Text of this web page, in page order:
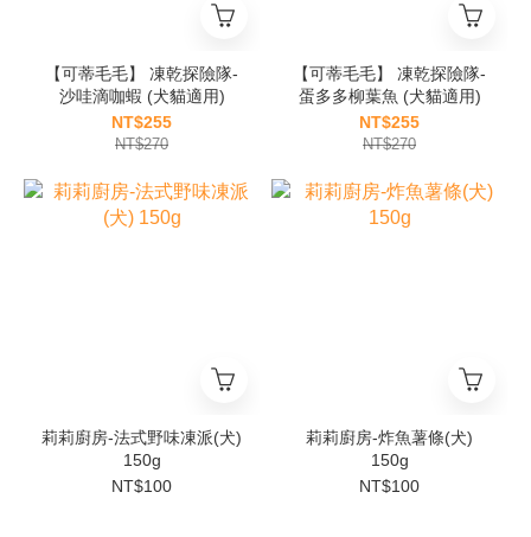
【可蒂毛毛】 凍乾探險隊-
沙哇滴咖蝦 (犬貓適用)
NT$255
NT$270
【可蒂毛毛】 凍乾探險隊-
蛋多多柳葉魚 (犬貓適用)
NT$255
NT$270
莉莉廚房-法式野味凍派(犬)
150g
NT$100
莉莉廚房-炸魚薯條(犬)
150g
NT$100